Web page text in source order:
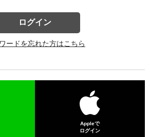
ログイン
ードを忘れた方はこちら
Appleで
ログイン